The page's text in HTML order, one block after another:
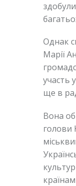
Однак
Марії
участь
ще в
Вона
голови